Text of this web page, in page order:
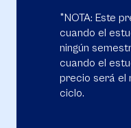
*NOTA: Este
cuando el
ningún
cuando el
precio será el
ciclo.